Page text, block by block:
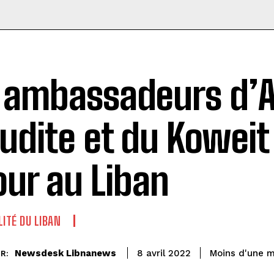
et du
au Liban
DU LIBAN
Newsdesk Libnanews 8 avril 2022 Moins d'une